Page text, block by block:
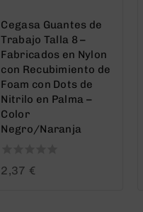
Cegasa Guantes de
Trabajo Talla 8 –
Fabricados en Nylon
con Recubimiento de
Foam con Dots de
Nitrilo en Palma –
Color
Negro/Naranja
0
2,37 €